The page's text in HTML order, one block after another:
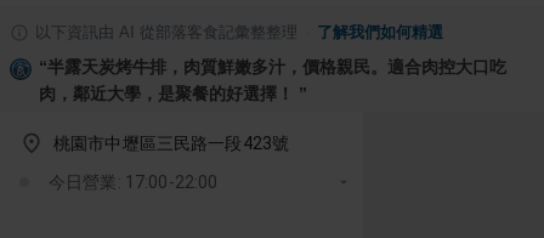
以下資訊由 AI 從部落客食記彙整整理 了解我們如何精選
“半露天炭烤牛排，肉質鮮嫩多汁，價格親民。適合肉控大口吃
肉，鄰近大學，是聚餐的好選擇！ ”
桃園市中壢區三民路一段423號
今日營業: 17:00-22:00